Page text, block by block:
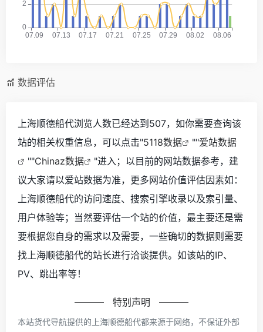
数据评估
上海顺德船代浏览人数已经达到507，如你需要查询该
站的相关权重信息，可以点击"5118数据 ""爱站数据
""Chinaz数据
"进入；以目前的网站数据参考，建
议大家请以爱站数据为准，更多网站价值评估因素如：
上海顺德船代的访问速度、搜索引擎收录以及索引量、
用户体验等；当然要评估一个站的价值，最主要还是需
要根据您自身的需求以及需要，一些确切的数据则需要
找上海顺德船代的站长进行洽谈提供。如该站的IP、
PV、跳出率等！
特别声明
本站货代导航提供的上海顺德船代都来源于网络，不保证外部